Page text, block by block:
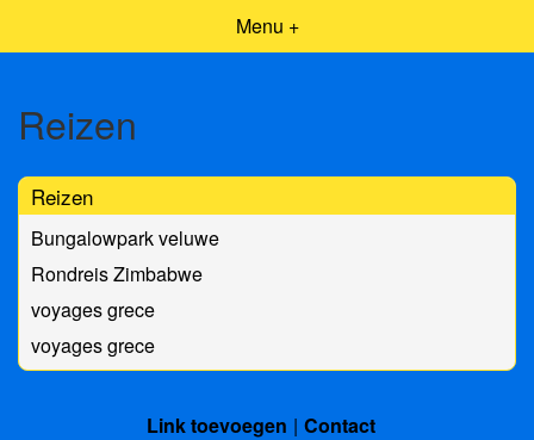
Menu +
Reizen
Reizen
Bungalowpark veluwe
Rondreis Zimbabwe
voyages grece
voyages grece
Link toevoegen Contact